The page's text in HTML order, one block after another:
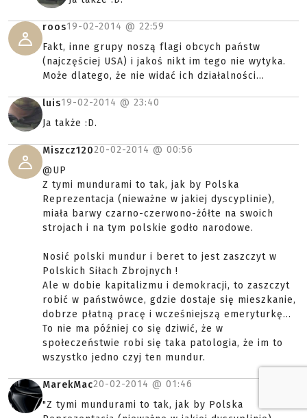
roos19-02-2014 @ 22:59
Fakt, inne grupy noszą flagi obcych państw
(najczęściej USA) i jakoś nikt im tego nie wytyka.
Może dlatego, że nie widać ich działalności...
luis19-02-2014 @ 23:40
Ja także :D.
Miszcz12020-02-2014 @ 00:56
@UP
Z tymi mundurami to tak, jak by Polska
Reprezentacja (nieważne w jakiej dyscyplinie),
miała barwy czarno-czerwono-żółte na swoich
strojach i na tym polskie godło narodowe.
Nosić polski mundur i beret to jest zaszczyt w
Polskich Siłach Zbrojnych !
Ale w dobie kapitalizmu i demokracji, to zaszczyt
robić w państwówce, gdzie dostaje się mieszkanie,
dobrze płatną pracę i wcześniejszą emeryturkę...
To nie ma później co się dziwić, że w
społeczeństwie robi się taka patologia, że im to
wszystko jedno czyj ten mundur.
MarekMac20-02-2014 @ 01:46
"Z tymi mundurami to tak, jak by Polska